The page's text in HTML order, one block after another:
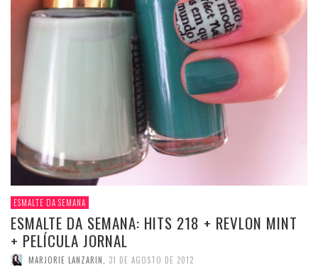
ESMALTE DA SEMANA
ESMALTE DA SEMANA: HITS 218 + REVLON MINT
+ PELÍCULA JORNAL
MARJORIE LANZARIN 31 DE AGOSTO DE 2012